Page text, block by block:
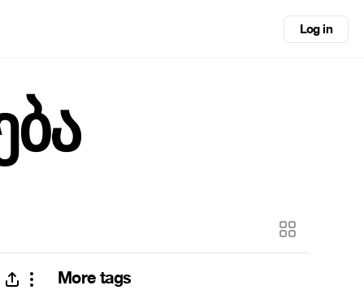
Log in
More tags